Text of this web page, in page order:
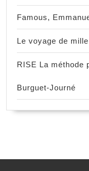
Famous,
Le voyage de
RISE La méthode
Burguet-Journé